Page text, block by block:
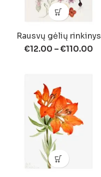
Rausvų gėlių rinkinys
€12.00 –€110.00